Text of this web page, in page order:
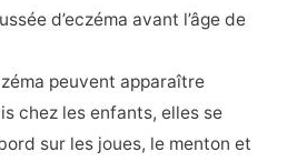
d’eczéma avant l’âge de
peuvent apparaître
chez les enfants, elles se
sur les joues, le menton et